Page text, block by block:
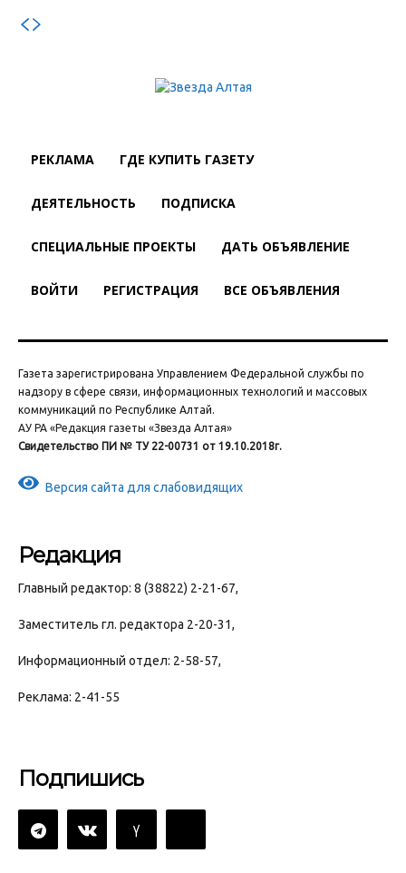
РЕКЛАМА ГДЕ КУПИТЬ ГАЗЕТУ
ДЕЯТЕЛЬНОСТЬ ПОДПИСКА
СПЕЦИАЛЬНЫЕ ПРОЕКТЫ ДАТЬ ОБЪЯВЛЕНИЕ
ВОЙТИ РЕГИСТРАЦИЯ ВСЕ ОБЪЯВЛЕНИЯ
Газета зарегистрирована Управлением Федеральной службы по
надзору в сфере связи, информационных технологий и массовых
коммуникаций по Республике Алтай.
АУ РА «Редакция газеты «Звезда Алтая»
Свидетельство ПИ № ТУ 22-00731 от 19.10.2018г.
Версия сайта для слабовидящих
Редакция
Главный редактор: 8 (38822) 2-21-67,
Заместитель гл. редактора 2-20-31,
Информационный отдел: 2-58-57,
Реклама: 2-41-55
Подпишись